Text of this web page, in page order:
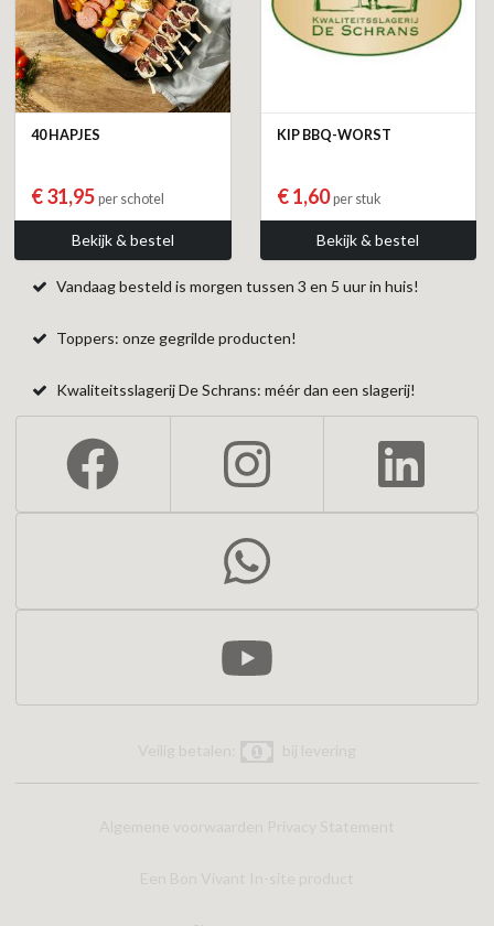
40 HAPJES
€ 31,95 per schotel
Bekijk & bestel
KIP BBQ-WORST
€ 1,60per stuk
Bekijk & bestel
Vandaag besteld is morgen tussen 3 en 5 uur in huis!
Toppers: onze gegrilde producten!
Kwaliteitsslagerij De Schrans: méér dan een slagerij!